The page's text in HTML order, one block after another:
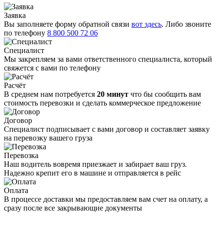
Заявка
Вы заполняете форму обратной связи вот здесь. Либо звоните
по телефону 8 800 500 72 06
Специалист
Мы закрепляем за вами ответственного специалиста, который
свяжется с вами по телефону
Расчёт
В среднем нам потребуется 20 минут что бы сообщить вам
стоимость перевозки и сделать коммерческое предложение
Договор
Специалист подписывает с вами договор и составляет заявку
на перевозку вашего груза
Перевозка
Наш водитель вовремя приезжает и забирает ваш груз.
Надежно крепит его в машине и отправляется в рейс
Оплата
В процессе доставки мы предоставляем вам счет на оплату, а
сразу после все закрывающие документы